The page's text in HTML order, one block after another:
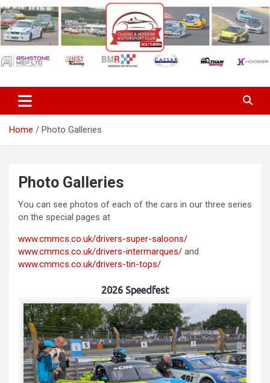
Skip
to
content
Classic & Modern Motorsport
Club Southern
Home Photo Galleries
Photo Galleries
You can see photos of each of the cars in our three series
on the special pages at
www.cmmcs.co.uk/drivers-super-saloons/
www.cmmcs.co.uk/drivers-intermarques/ and
www.cmmcs.co.uk/drivers-tin-tops/
2026 Speedfest